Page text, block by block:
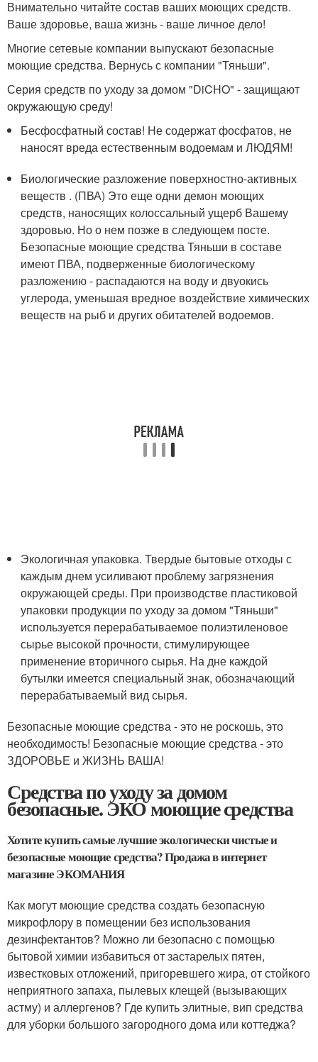
Внимательно читайте состав ваших моющих средств.
Ваше здоровье, ваша жизнь - ваше личное дело!
Многие сетевые компании выпускают безопасные
моющие средства. Вернусь с компании "Тяньши".
Серия средств по уходу за домом "DiCHO" - защищают
окружающую среду!
Бесфосфатный состав! Не содержат фосфатов, не
наносят вреда естественным водоемам и ЛЮДЯМ!
Биологические разложение поверхностно-активных
веществ . (ПВА) Это еще одни демон моющих
средств, наносящих колоссальный ущерб Вашему
здоровью. Но о нем позже в следующем посте.
Безопасные моющие средства Тяньши в составе
имеют ПВА, подверженные биологическому
разложению - распадаются на воду и двуокись
углерода, уменьшая вредное воздействие химических
веществ на рыб и других обитателей водоемов.
Экологичная упаковка. Твердые бытовые отходы с
каждым днем усиливают проблему загрязнения
окружающей среды. При производстве пластиковой
упаковки продукции по уходу за домом "Тяньши"
используется перерабатываемое полиэтиленовое
сырье высокой прочности, стимулирующее
применение вторичного сырья. На дне каждой
бутылки имеется специальный знак, обозначающий
перерабатываемый вид сырья.
Безопасные моющие средства - это не роскошь, это
необходимость! Безопасные моющие средства - это
ЗДОРОВЬЕ и ЖИЗНЬ ВАША!
Средства по уходу за домом
безопасные. ЭКО моющие средства
Хотите купить самые лучшие экологически чистые и
безопасные моющие средства? Продажа в интернет
магазине ЭКОМАНИЯ
Как могут моющие средства создать безопасную
микрофлору в помещении без использования
дезинфектантов? Можно ли безопасно с помощью
бытовой химии избавиться от застарелых пятен,
известковых отложений, пригоревшего жира, от стойкого
неприятного запаха, пылевых клещей (вызывающих
астму) и аллергенов? Где купить элитные, вип средства
для уборки большого загородного дома или коттеджа?